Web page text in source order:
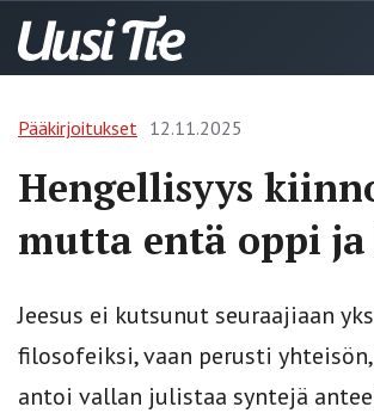
Pääkirjoitukset 12.11.2025
Hengellisyys
mutta entä oppi
Jeesus ei kutsunut seuraajiaan
filosofeiksi, vaan perusti
antoi vallan julistaa syntejä